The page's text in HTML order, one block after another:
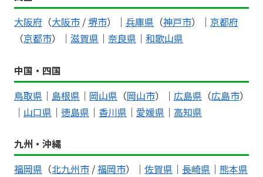
大阪府 （大阪市 / 堺市）｜ 兵庫県 （神戸市）｜ 京都府
（京都市）｜ 滋賀県 ｜ 奈良県 ｜ 和歌山県
中国・四国
鳥取県 ｜ 島根県 ｜ 岡山県 （岡山市）｜ 広島県 （広島市）
｜ 山口県 ｜ 徳島県 ｜ 香川県 ｜ 愛媛県 ｜ 高知県
九州・沖縄
福岡県 （北九州市 /福岡市）｜ 佐賀県 ｜ 長崎県 ｜ 熊本県